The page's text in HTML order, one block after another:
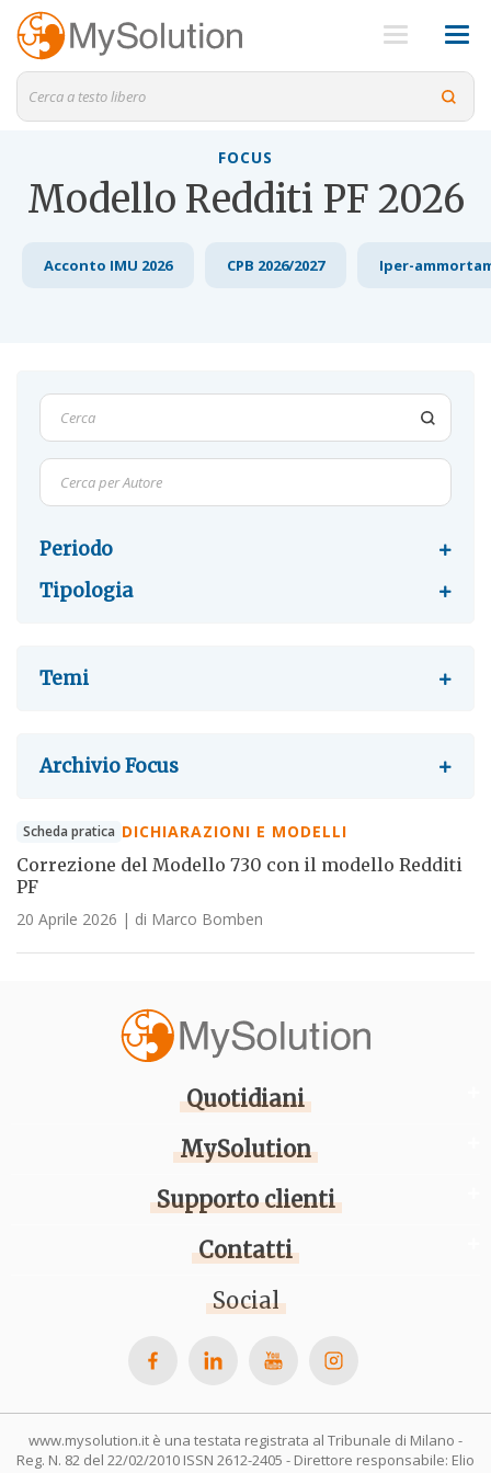
FOCUS
Modello Redditi PF 2026
Acconto IMU 2026 CPB 2026/2027 Iper-
Periodo
Tipologia
Temi
Archivio Focus
Scheda pratica DICHIARAZIONI E MODELLI
Correzione del Modello 730 con il modello Redditi
PF
20 Aprile 2026 | di Marco Bomben
Quotidiani
MySolution
Supporto clienti
Contatti
Social
www.mysolution.it è una testata registrata al Tribunale di Milano -
Reg. N. 82 del 22/02/2010 ISSN 2612-2405 - Direttore responsabile: Elio